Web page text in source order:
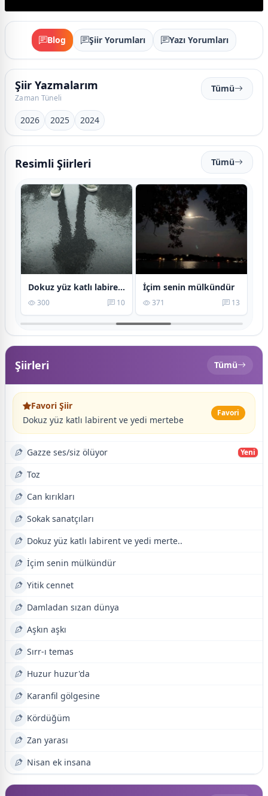
Blog Şiir Yorumları Yazı Yorumları
Şiir Yazmalarım
Zaman Tüneli
Tümü
2026 2025 2024
Resimli Şiirleri Tümü
Dokuz yüz katlı labirent ve yedi mertebe
300 10
İçim senin mülkündür
371 13
Şiirleri Tümü
Favori Şiir
Dokuz yüz katlı labirent ve yedi mertebe
Favori
Gazze ses/siz ölüyor Yeni
Toz
Can kırıkları
Sokak sanatçıları
Dokuz yüz katlı labirent ve yedi merte..
İçim senin mülkündür
Yitik cennet
Damladan sızan dünya
Aşkın aşkı
Sırr-ı temas
Huzur huzur'da
Karanfil gölgesine
Kördüğüm
Zan yarası
Nisan ek insana